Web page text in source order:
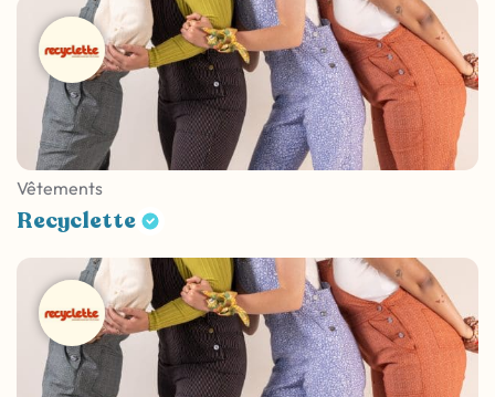
Vêtements
Recyclette